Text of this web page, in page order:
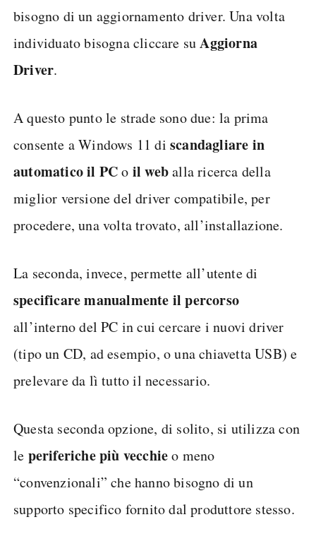
bisogno di un aggiornamento driver. Una volta
individuato bisogna cliccare suAggiorna
Driver.
A questo punto le strade sono due: la prima
consente a Windows 11 di scandagliare in
automatico il PCo il weballa ricerca della
miglior versione del driver compatibile, per
procedere, una volta trovato, all’installazione.
La seconda, invece, permette all’utente di
specificare manualmente il percorso
all’interno del PC in cui cercare i nuovi driver
(tipo un CD, ad esempio, o una chiavetta USB) e
prelevare da lì tutto il necessario.
Questa seconda opzione, di solito, si utilizza con
le periferiche più vecchieo meno
“convenzionali” che hanno bisogno di un
supporto specifico fornito dal produttore stesso.